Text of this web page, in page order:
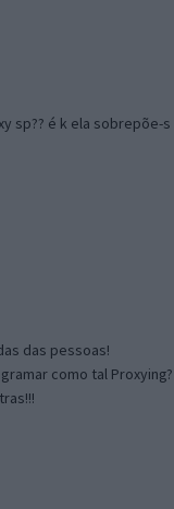
sp?? é k ela sobrepõe-s
das pessoas!
como tal Proxying?